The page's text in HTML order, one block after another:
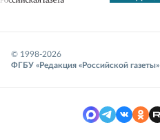
© 1998-2026
ФГБУ «Редакция «Российской газеты»